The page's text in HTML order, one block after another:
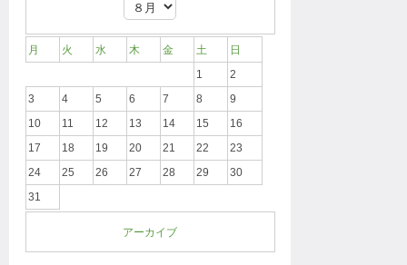
月 火 水 木 金 土
日
1
2
3
4 5 6 7 8
9
10
11 12 13 14 15
16
17
18 19 20 21 22
23
24
25 26 27 28 29
30
31
アーカイブ